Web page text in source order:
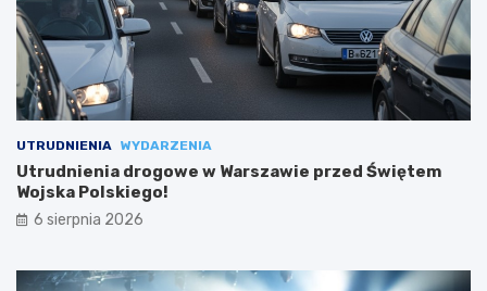
UTRUDNIENIA WYDARZENIA
Utrudnienia drogowe w Warszawie przed Świętem
Wojska Polskiego!
6 sierpnia 2026